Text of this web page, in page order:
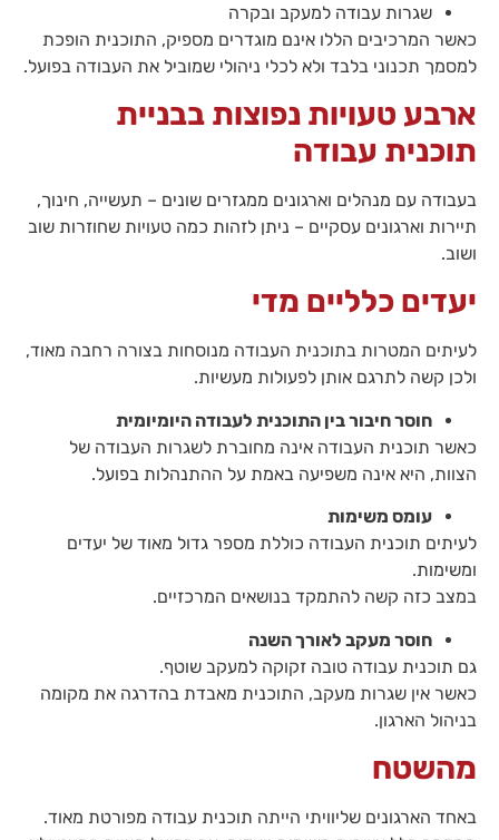
שגרות עבודה למעקב ובקרה
כאשר המרכיבים הללו אינם מוגדרים מספיק, התוכנית הופכת
למסמך תכנוני בלבד ולא לכלי ניהולי שמוביל את העבודה בפועל.
ארבע טעויות נפוצות בבניית
תוכנית עבודה
בעבודה עם מנהלים וארגונים ממגזרים שונים – תעשייה, חינוך,
תיירות וארגונים עסקיים – ניתן לזהות כמה טעויות שחוזרות שוב
ושוב.
יעדים כלליים מדי
לעיתים המטרות בתוכנית העבודה מנוסחות בצורה רחבה מאוד,
ולכן קשה לתרגם אותן לפעולות מעשיות.
חוסר חיבור בין התוכנית לעבודה היומיומית
כאשר תוכנית העבודה אינה מחוברת לשגרות העבודה של
הצוות, היא אינה משפיעה באמת על ההתנהלות בפועל.
עומס משימות
לעיתים תוכנית העבודה כוללת מספר גדול מאוד של יעדים
ומשימות.
במצב כזה קשה להתמקד בנושאים המרכזיים.
חוסר מעקב לאורך השנה
גם תוכנית עבודה טובה זקוקה למעקב שוטף.
כאשר אין שגרות מעקב, התוכנית מאבדת בהדרגה את מקומה
בניהול הארגון.
מהשטח
באחד הארגונים שליוויתי הייתה תוכנית עבודה מפורטת מאוד.
חוויית
משתמש
כדי
שהאתר
בצורה
מיטבית
במהלך
תסרב/י
לקובצי
Cookie
מהפונקציות
באתר
להיעלם.
שיווקי
על ידי
שיתוף
העניין
וההתנהגות
ביקורך
באתר,
ההזדמנות
לראות תוכן
והצעות
מותאמות
אישית.